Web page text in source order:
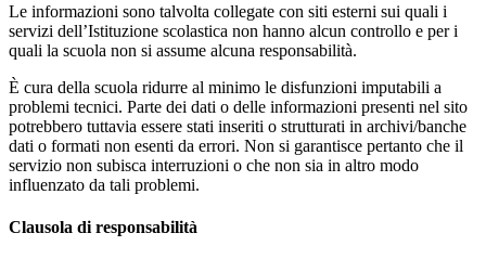
Le informazioni sono talvolta collegate con siti esterni sui quali i
servizi dell’Istituzione scolastica non hanno alcun controllo e per i
quali la scuola non si assume alcuna responsabilità.
È cura della scuola ridurre al minimo le disfunzioni imputabili a
problemi tecnici. Parte dei dati o delle informazioni presenti nel sito
potrebbero tuttavia essere stati inseriti o strutturati in archivi/banche
dati o formati non esenti da errori. Non si garantisce pertanto che il
servizio non subisca interruzioni o che non sia in altro modo
influenzato da tali problemi.
Clausola di responsabilità